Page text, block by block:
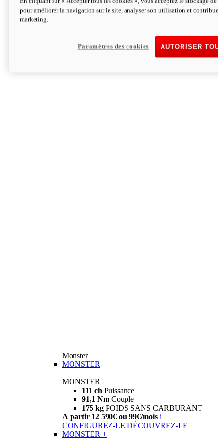
Hypermotard V2 SP 100
Découvrez-le
Monster
MONSTER
MONSTER
111 ch Puissance
91,1 Nm Couple
175 kg POIDS SANS CARBURANT
À partir 12 590€ ou 99€/mois i
CONFIGUREZ-LE DÉCOUVREZ-LE
MONSTER +
pour améliorer la navigation sur le site, analyser son utilisation et
marketing.
AUTORISER
Paramètres des cookies